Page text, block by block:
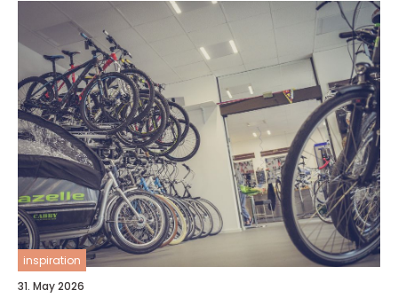
inspiration
31. May 2026